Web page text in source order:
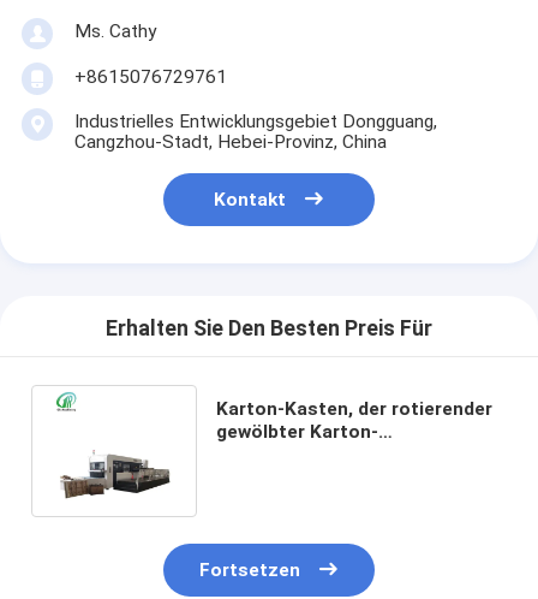
Ms. Cathy
+8615076729761
Industrielles Entwicklungsgebiet Dongguang,
Cangzhou-Stadt, Hebei-Provinz, China
Kontakt
Erhalten Sie Den Besten Preis Für
Karton-Kasten, der rotierender
gewölbter Karton-
Fortsetzen